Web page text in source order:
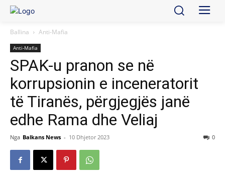
Ballina Anti-Mafia
Anti-Mafia
SPAK-u pranon se në
korrupsionin e inceneratorit
të Tiranës, përgjegjës janë
edhe Rama dhe Veliaj
Nga Balkans News - 10 Dhjetor 2023 0